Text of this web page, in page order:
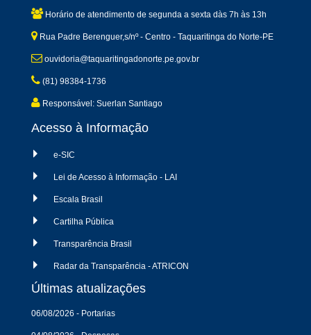
Horário de atendimento de segunda a sexta dàs 7h às 13h
Rua Padre Berenguer,s/nº - Centro - Taquaritinga do Norte-PE
ouvidoria@taquaritingadonorte.pe.gov.br
(81) 98384-1736
Responsável: Suerlan Santiago
Acesso à Informação
e-SIC
Lei de Acesso à Informação - LAI
Escala Brasil
Cartilha Pública
Transparência Brasil
Radar da Transparência - ATRICON
Últimas atualizações
06/08/2026 - Portarias